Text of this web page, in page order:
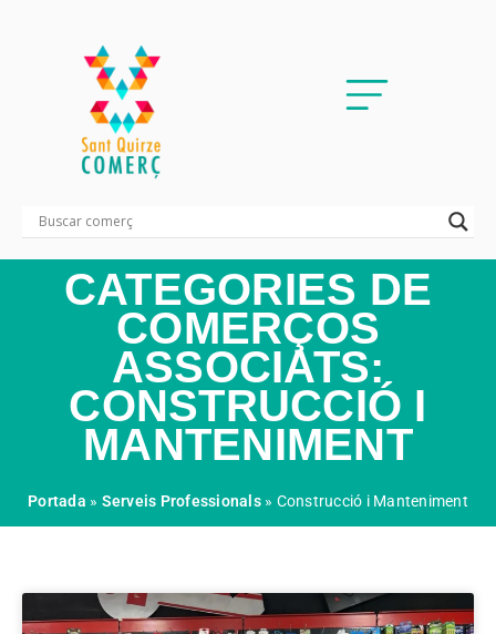
CATEGORIES DE
COMERÇOS
ASSOCIATS:
CONSTRUCCIÓ I
MANTENIMENT
Portada » Serveis Professionals» Construcció i Manteniment